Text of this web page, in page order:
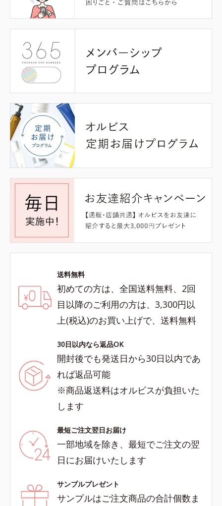
送料無料
初めての方は、全国送料無料、2回
目以降のご利用の方は、3,300円以
上(税込)のお買い上げで、送料無料
30日以内なら返品OK
開封後でも発送日から30日以内であ
れば返品可能
※商品返送料はオルビスが負担いた
します
最短ご注文翌日お届け
一部地域を除き、最短でご注文の翌
日にお届けいたします
サンプルプレゼント
サンプルはご注文商品の合計個数ま